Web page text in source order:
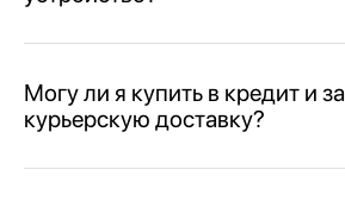
Могу ли я купить в кредит и
курьерскую доставку?